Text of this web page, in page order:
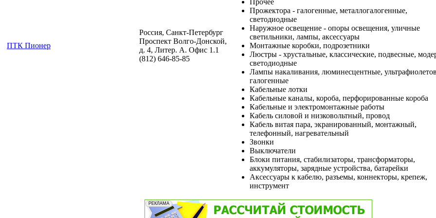
ПТК Пионер
Россия, Санкт-Петербург
Проспект Волго-Донской,
д. 4, Литер. А. Офис 1.1
(812) 646-85-85
Прожектора - галогенные, металлогалогенные,
светодиодные
Наружное освещение - опоры освещения, уличные
светильники, лампы, аксессуары
Монтажные коробки, подрозетники
Люстры - хрустальные, классические, подвесные,
светодиодные
Лампы накаливания, люминесцентные,
галогенные
Кабельные лотки
Кабельные каналы, короба, перфорированные короба
Кабельные и электромонтажные работы
Кабель силовой и низковольтный, провод
Кабель витая пара, экранированный, монтажный,
телефонный, нагревательный
Звонки
Выключатели
Блоки питания, стабилизаторы, трансформаторы,
аккумуляторы, зарядные устройства, батарейки
Аксессуары к кабелю, разъемы, коннекторы, крепеж,
инструмент